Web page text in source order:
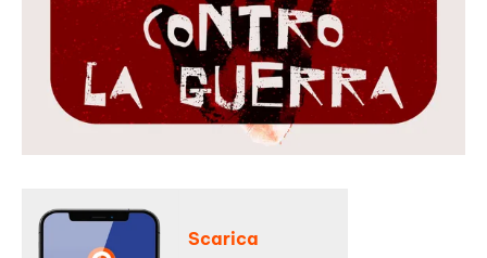
Scarica